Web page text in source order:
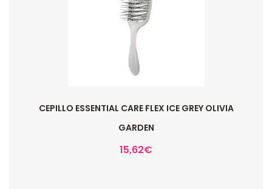
CEPILLO ESSENTIAL CARE FLEX ICE GREY OLIVIA
GARDEN
15,62€